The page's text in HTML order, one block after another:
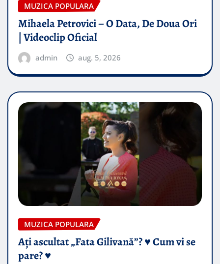
MUZICA POPULARA
Mihaela Petrovici – O Data, De Doua Ori
| Videoclip Oficial
admin aug. 5, 2026
MUZICA POPULARA
Ați ascultat „Fata Gilivană”? ♥️ Cum vi se
pare? ♥️